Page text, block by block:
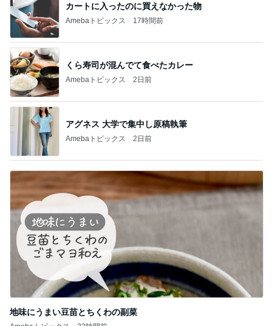
カートに入ったのに買えなかった物
Amebaトピックス 17時間前
くら寿司が混んでて食べたカレー
Amebaトピックス 2日前
アグネス 大学で集中し原稿執筆
Amebaトピックス 2日前
地味にうまい豆苗とちくわの副菜